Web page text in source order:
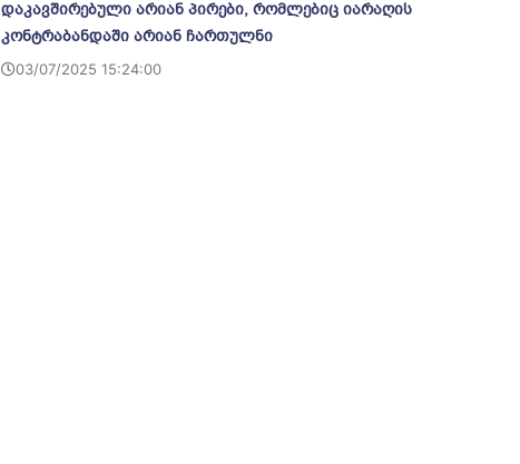
დაკავშირებული არიან პირები, რომლებიც იარაღის
კონტრაბანდაში არიან ჩართულნი
03/07/2025 15:24:00